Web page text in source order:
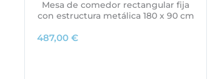
Mesa de comedor rectangular fija
con estructura metálica 180 x 90 cm
487,00 €